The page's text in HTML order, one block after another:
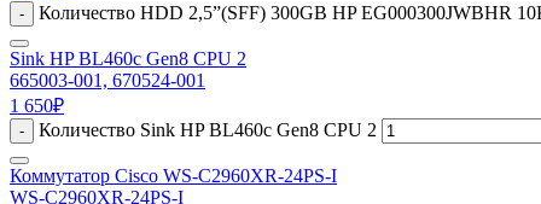
- Количество HDD 2,5”(SFF) 300GB HP EG000300JWBHR
Sink HP BL460c Gen8 CPU 2
665003-001, 670524-001
1 650₽
- Количество Sink HP BL460c Gen8 CPU 2
Коммутатор Cisco WS-C2960XR-24PS-I
WS-C2960XR-24PS-I